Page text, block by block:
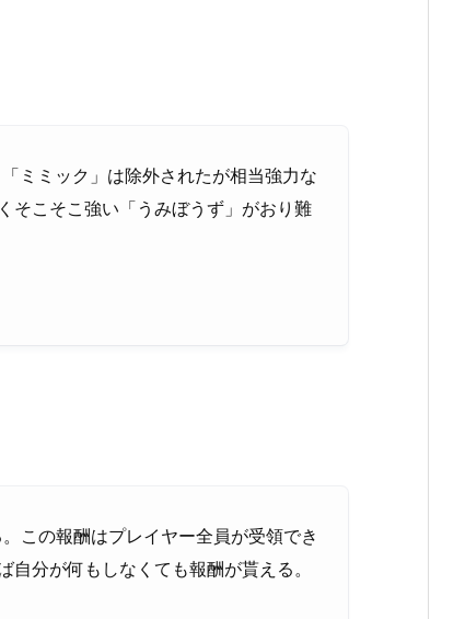
ミミック」は除外されたが相当強力な
そこそこ強い「うみぼうず」がおり難
この報酬はプレイヤー全員が受領でき
分が何もしなくても報酬が貰える。